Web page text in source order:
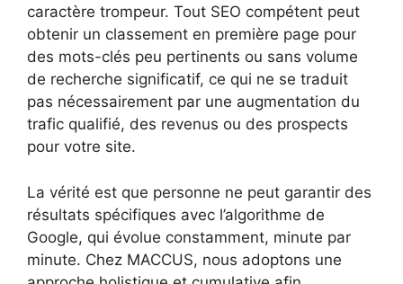
caractère trompeur. Tout SEO compétent peut
obtenir un classement en première page pour
des mots-clés peu pertinents ou sans volume
de recherche significatif, ce qui ne se traduit
pas nécessairement par une augmentation du
trafic qualifié, des revenus ou des prospects
pour votre site.
La vérité est que personne ne peut garantir des
résultats spécifiques avec l’algorithme de
Google, qui évolue constamment, minute par
minute. Chez MACCUS, nous adoptons une